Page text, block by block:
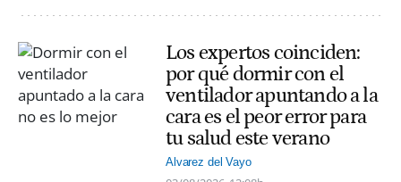
Los expertos coinciden:
por qué dormir con el
ventilador apuntando a la
cara es el peor error para
tu salud este verano
Alvarez del Vayo